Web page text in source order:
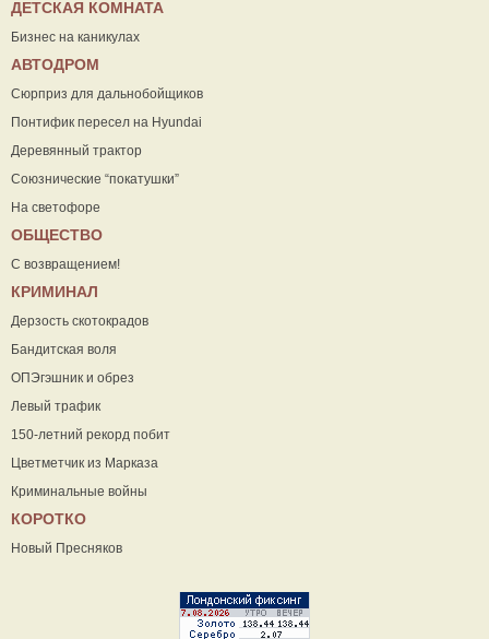
ДЕТСКАЯ КОМНАТА
Бизнес на каникулах
АВТОДРОМ
Сюрприз для дальнобойщиков
Понтифик пересел на Hyundai
Деревянный трактор
Союзнические “покатушки”
На светофоре
ОБЩЕСТВО
С возвращением!
КРИМИНАЛ
Дерзость скотокрадов
Бандитская воля
ОПЭгэшник и обрез
Левый трафик
150-летний рекорд побит
Цветметчик из Марказа
Криминальные войны
КОРОТКО
Новый Пресняков